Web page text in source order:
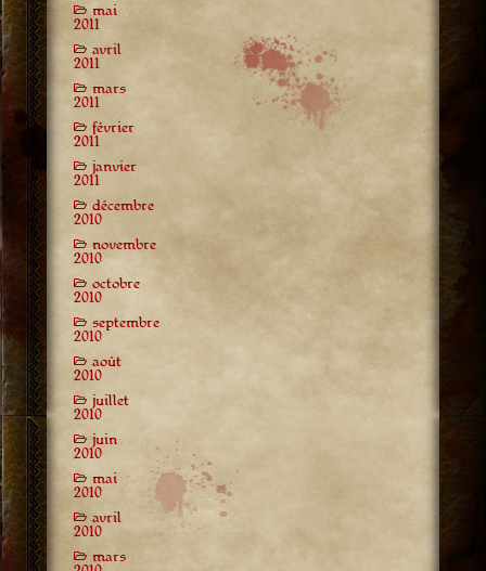
mai
2011
avril
2011
mars
2011
février
2011
janvier
2011
décembre
2010
novembre
2010
octobre
2010
septembre
2010
août
2010
juillet
2010
juin
2010
mai
2010
avril
2010
mars